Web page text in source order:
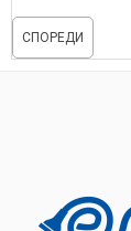
СПОРЕДИ